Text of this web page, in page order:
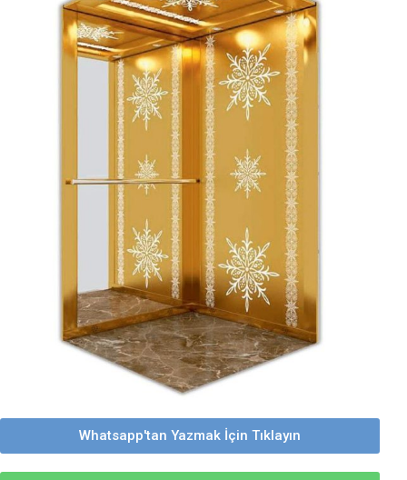
Whatsapp'tan Yazmak İçin Tıklayın